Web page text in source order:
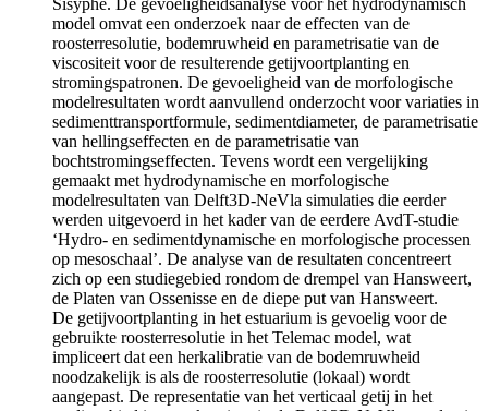
model omvat een onderzoek naar de effecten van de
roosterresolutie, bodemruwheid en parametrisatie van de
viscositeit voor de resulterende getijvoortplanting en
stromingspatronen. De gevoeligheid van de morfologische
modelresultaten wordt aanvullend onderzocht voor variaties in
sedimenttransportformule, sedimentdiameter, de parametrisatie
van hellingseffecten en de parametrisatie van
bochtstromingseffecten. Tevens wordt een vergelijking
gemaakt met hydrodynamische en morfologische
modelresultaten van Delft3D-NeVla simulaties die eerder
werden uitgevoerd in het kader van de eerdere AvdT-studie
‘Hydro- en sedimentdynamische en morfologische processen
op mesoschaal’. De analyse van de resultaten concentreert
zich op een studiegebied rondom de drempel van Hansweert,
de Platen van Ossenisse en de diepe put van Hansweert.
De getijvoortplanting in het estuarium is gevoelig voor de
gebruikte roosterresolutie in het Telemac model, wat
impliceert dat een herkalibratie van de bodemruwheid
noodzakelijk is als de roosterresolutie (lokaal) wordt
aangepast. De representatie van het verticaal getij in het